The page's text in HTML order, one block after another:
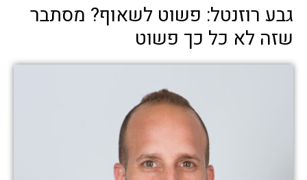
גבע רוזנטל: פשוט לשאוף? מסתבר
שזה לא כל כך פשוט